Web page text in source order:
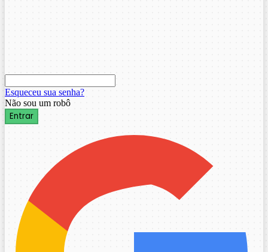
Esqueceu sua senha?
Não sou um robô
Entrar